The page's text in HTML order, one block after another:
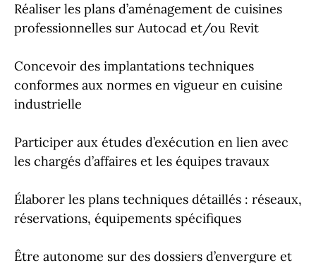
Réaliser les plans d’aménagement de cuisines
professionnelles sur Autocad et/ou Revit
Concevoir des implantations techniques
conformes aux normes en vigueur en cuisine
industrielle
Participer aux études d’exécution en lien avec
les chargés d’affaires et les équipes travaux
Élaborer les plans techniques détaillés : réseaux,
réservations, équipements spécifiques
Être autonome sur des dossiers d’envergure et